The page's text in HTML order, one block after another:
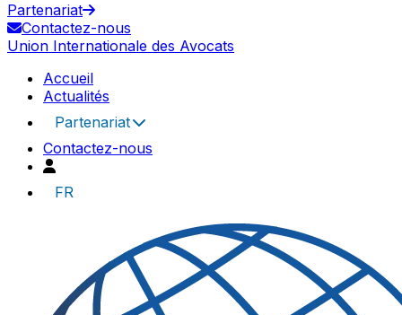
Partenariat
Contactez-nous
Union Internationale des Avocats
Accueil
Actualités
Partenariat
Contactez-nous
FR